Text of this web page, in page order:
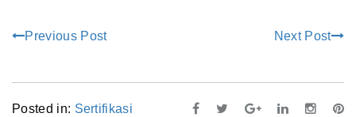
Previous Post Next Post
Posted in: Sertifikasi